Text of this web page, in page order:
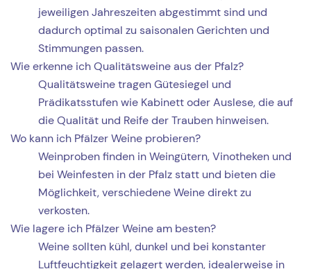
jeweiligen Jahreszeiten abgestimmt sind und
dadurch optimal zu saisonalen Gerichten und
Stimmungen passen.
Wie erkenne ich Qualitätsweine aus der Pfalz?
Qualitätsweine tragen Gütesiegel und
Prädikatsstufen wie Kabinett oder Auslese, die auf
die Qualität und Reife der Trauben hinweisen.
Wo kann ich Pfälzer Weine probieren?
Weinproben finden in Weingütern, Vinotheken und
bei Weinfesten in der Pfalz statt und bieten die
Möglichkeit, verschiedene Weine direkt zu
verkosten.
Wie lagere ich Pfälzer Weine am besten?
Weine sollten kühl, dunkel und bei konstanter
Luftfeuchtigkeit gelagert werden, idealerweise in